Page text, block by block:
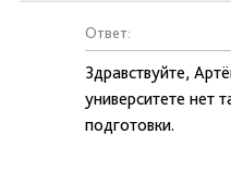
Ответ:
Здравствуйте,
университете нет
подготовки.